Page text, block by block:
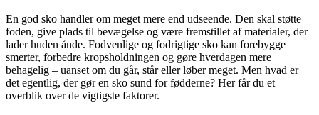
En god sko handler om meget mere end udseende. Den skal støtte
foden, give plads til bevægelse og være fremstillet af materialer, der
lader huden ånde. Fodvenlige og fodrigtige sko kan forebygge
smerter, forbedre kropsholdningen og gøre hverdagen mere
behagelig – uanset om du går, står eller løber meget. Men hvad er
det egentlig, der gør en sko sund for fødderne? Her får du et
overblik over de vigtigste faktorer.